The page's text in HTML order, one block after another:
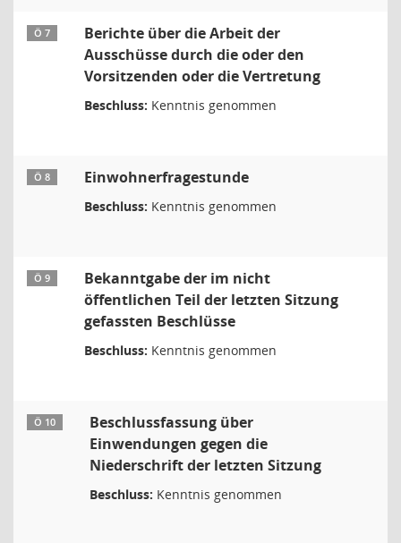
Ö 7
Berichte über die Arbeit der
Ausschüsse durch die oder den
Vorsitzenden oder die Vertretung
Beschluss: Kenntnis genommen
Ö 8 Einwohnerfragestunde
Beschluss: Kenntnis genommen
Ö 9
Bekanntgabe der im nicht
öffentlichen Teil der letzten Sitzung
gefassten Beschlüsse
Beschluss: Kenntnis genommen
Ö 10
Beschlussfassung über
Einwendungen gegen die
Niederschrift der letzten Sitzung
Beschluss: Kenntnis genommen